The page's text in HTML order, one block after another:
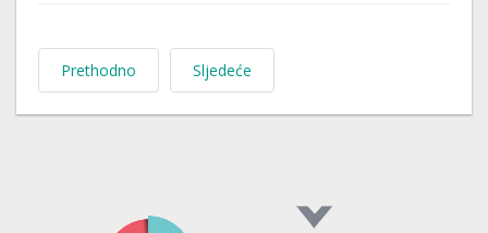
Prethodno Sljedeće